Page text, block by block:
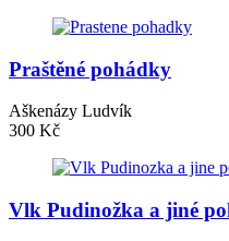
Praštěné pohádky
Aškenázy Ludvík
300 Kč
Vlk Pudinožka a jiné